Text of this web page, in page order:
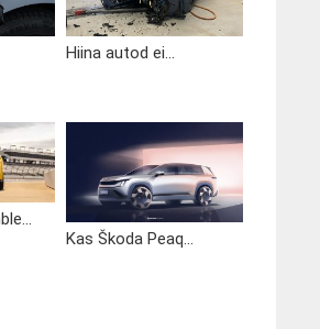
Hiina autod ei...
Kas Škoda Peaq...